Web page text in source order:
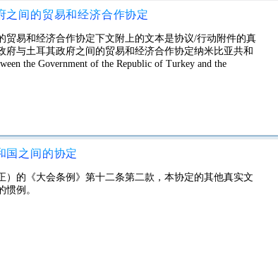
之间的贸易和经济合作协定
贸易和经济合作协定下文附上的文本是协议/行动附件的真
与土耳其政府之间的贸易和经济合作协定纳米比亚共和
the Government of the Republic of Turkey and the
国之间的协定
的《大会条例》第十二条第二款，本协定的其他真实文
例。